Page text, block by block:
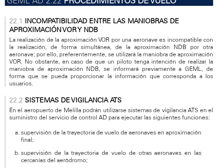
INCOMPATIBILIDAD ENTRE LAS MANIOBRAS DE
APROXIMACIÓN VOR Y NDB
La realización de la aproximación VOR por una aeronave es incompatible con
la realización, de forma simultánea, de la aproximación NDB por otra
aeronave; por ello, preferentemente, se utilizará la maniobra de aproximación
VOR. No obstante, en caso de que un piloto tenga intención de realizar la
maniobra de aproximación NDB, se informará previamente a GEML, de
forma que se pueda proporcionar la información que corresponda a los
usuarios.
SISTEMAS DE VIGILANCIA ATS
En el aeropuerto de Melilla podrán utilizarse sistemas de vigilancia ATS en el
suministro del servicio de control AD para ejecutar las siguientes funciones:
supervisión de la trayectoria de vuelo de aeronaves en aproximación
final;
supervisión de la trayectoria de vuelo de otras aeronaves en las
cercanías del aeródromo;